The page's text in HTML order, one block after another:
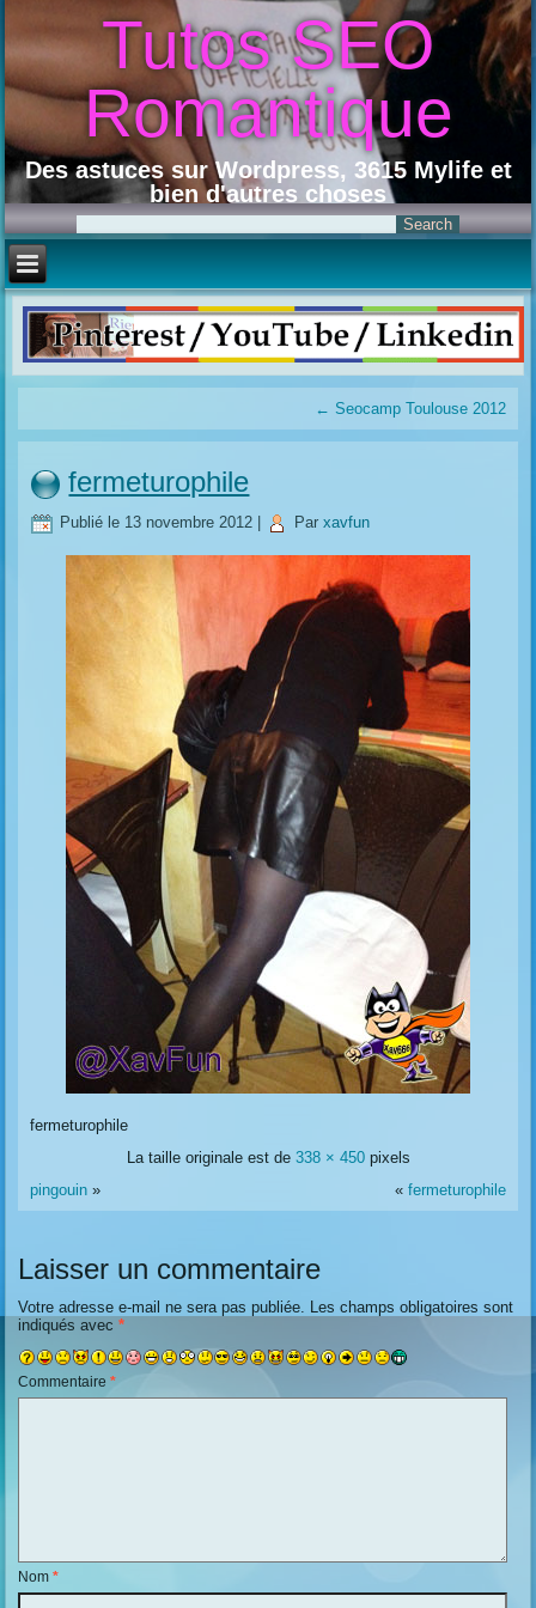
Tutos SEO
Romantique
Des astuces sur Wordpress, 3615 Mylife et
bien d'autres choses
← Seocamp Toulouse 2012
fermeturophile
Publié le 13 novembre 2012 Par xavfun
fermeturophile
La taille originale est de 338 × 450pixels
pingouin » « fermeturophile
Laisser un commentaire
Votre adresse e-mail ne sera pas publiée. Les champs obligatoires sont
indiqués avec*
Commentaire*
Nom*